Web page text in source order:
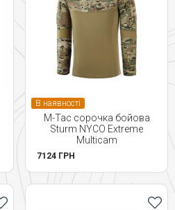
В наявності
M-Tac сорочка бойова
Sturm NYCO Extreme
Multicam
7124 ГРН